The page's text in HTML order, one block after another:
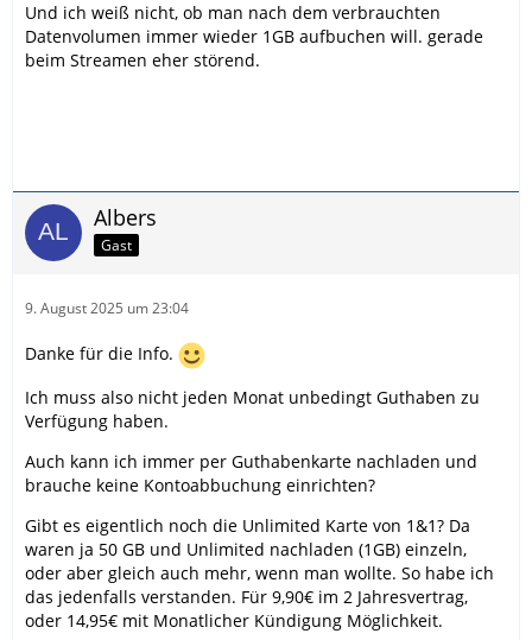
Und ich weiß nicht, ob man nach dem verbrauchten
Datenvolumen immer wieder 1GB aufbuchen will. gerade
beim Streamen eher störend.
Albers
Gast
9. August 2025 um 23:04
Danke für die Info.
Ich muss also nicht jeden Monat unbedingt Guthaben zu
Verfügung haben.
Auch kann ich immer per Guthabenkarte nachladen und
brauche keine Kontoabbuchung einrichten?
Gibt es eigentlich noch die Unlimited Karte von 1&1? Da
waren ja 50 GB und Unlimited nachladen (1GB) einzeln,
oder aber gleich auch mehr, wenn man wollte. So habe ich
das jedenfalls verstanden. Für 9,90€ im 2 Jahresvertrag,
oder 14,95€ mit Monatlicher Kündigung Möglichkeit.